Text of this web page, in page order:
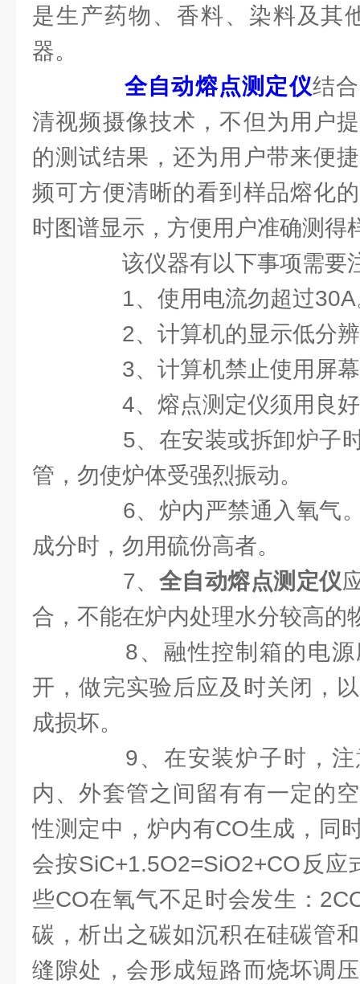
是生产药物、香料、染料及其
器。
全自动熔点测定仪结
清视频摄像技术，不但为用户
的测试结果，还为用户带来便
频可方便清晰的看到样品熔化
时图谱显示，方便用户准确测得
该仪器有以下事项需要
1、使用电流勿超过30A
2、计算机的显示低分辨
3、计算机禁止使用屏幕
4、熔点测定仪须用良好
5、在安装或拆卸炉子时
管，勿使炉体受强烈振动。
6、炉内严禁通入氧气。
成分时，勿用硫份高者。
7、 全自动熔点测定仪
合，不能在炉内处理水分较高的
8、融性控制箱的电源
开，做完实验后应及时关闭，
成损坏。
9、在安装炉子时，注
内、外套管之间留有有一定的
性测定中，炉内有CO生成，同
会按SiC+1.5O2=SiO2+CO反
些CO在氧气不足时会发生：
碳，析出之碳如沉积在硅碳管
缝隙处，会形成短路而烧坏调